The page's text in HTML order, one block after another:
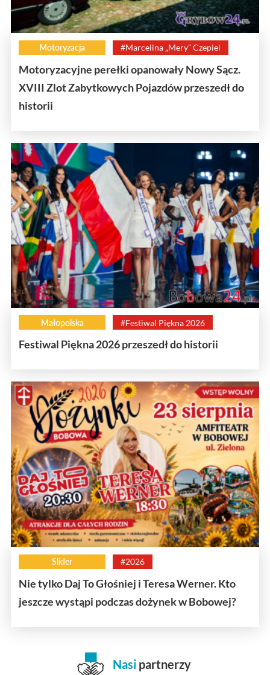
Motoryzacja #Marcelina „Mery” Czepiel
Motoryzacyjne perełki opanowały Nowy Sącz.
XVIII Zlot Zabytkowych Pojazdów przeszedł do
historii
Małopolska #Festiwal Piękna 2026
Festiwal Piękna 2026 przeszedł do historii
Slider #2026
Nie tylko Daj To Głośniej i Teresa Werner. Kto
jeszcze wystąpi podczas dożynek w Bobowej?
Nasi partnerzy